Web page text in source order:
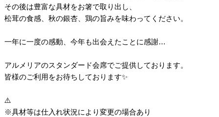
その後は豊富な具材をお箸で取り出し、
松茸の食感、秋の銀杏、鶏の旨みを味わってください。
一年に一度の感動、今年も出会えたことに感謝…
アルメリアのスタンダード会席でご提供しております。
皆様のご利用をお待ちしております✨
⚠️
※具材等は仕入れ状況により変更の場合あり